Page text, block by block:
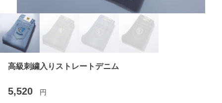
高級刺繍入りストレートデニム
5,520 円